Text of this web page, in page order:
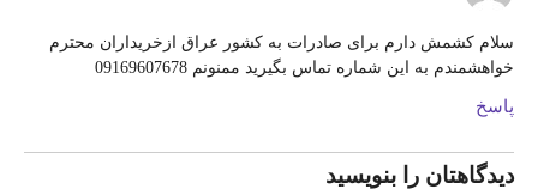
سلام کشمش دارم برای صادرات به کشور عراق ازخریداران محترم
خواهشمندم به این شماره تماس بگیرید ممنونم 09169607678
پاسخ
دیدگاهتان را بنویسید